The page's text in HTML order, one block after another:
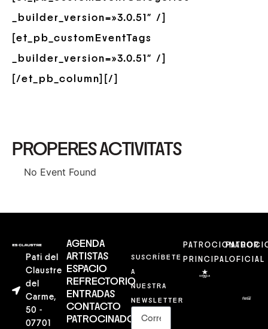
_builder_version=»3.0.51″ /]
[et_pb_customEventTags
_builder_version=»3.0.51″ /]
[/et_pb_column][/]
PROPERES ACTIVITATS
No Event Found
Pati del
Claustre
del
Carme,
50 -
07701
AGENDA
ARTISTAS
ESPACIO
REFRECTORIO
ENTRADAS
CONTACTO
PATROCINADORES
SUSCRÍBETE
A
NUESTRA
NEWSLETTER
PATROCIONADOR
PRINCIPALOFICIAL